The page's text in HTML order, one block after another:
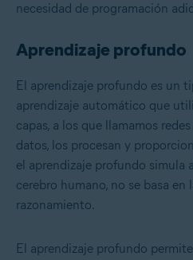
necesidad de programación
Aprendizaje profundo
El aprendizaje profundo es un
aprendizaje automático que
capas, a los que llamamos
datos, los procesan y
el aprendizaje profundo simula
cerebro humano, no se basa en
razonamiento.
El aprendizaje profundo